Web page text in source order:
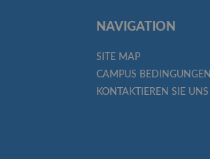
NAVIGATION
SITE MAP
CAMPUS BEDINGUNGEN
KONTAKTIEREN SIE UNS